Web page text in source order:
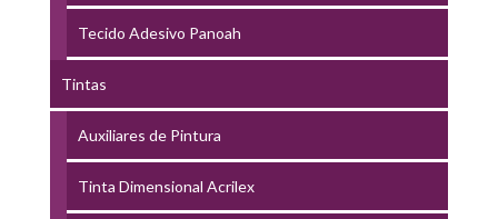
Tecido Adesivo Panoah
Tintas
Auxiliares de Pintura
Tinta Dimensional Acrilex